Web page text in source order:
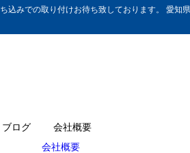
みでの取り付けお待ち致しております。 愛知
ブログ
会社概要
会社概要